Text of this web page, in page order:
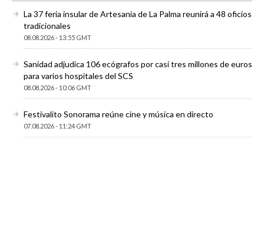
La 37 feria insular de Artesanía de La Palma reunirá a 48 oficios
tradicionales
08.08.2026 - 13:55 GMT
Sanidad adjudica 106 ecógrafos por casi tres millones de euros
para varios hospitales del SCS
08.08.2026 - 10:06 GMT
Festivalito Sonorama reúne cine y música en directo
07.08.2026 - 11:24 GMT